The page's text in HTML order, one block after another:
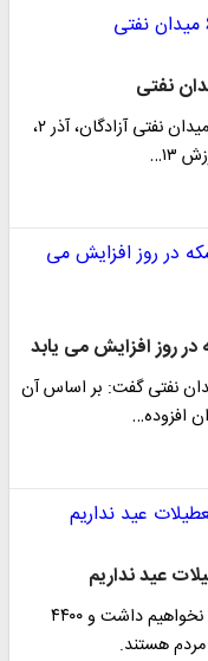
مراسم امضای قراردادهای بالادستی توسعه ۶ میدان نفتی آزادگان، آذر ۲،
امضای قراردادتوسعه ۶ میدان نفتی گفت: بر اساس آن
عید نداریم
اوجی:مشکلی در تامین بنزین در تعطیلات عید نخواهیم داشت و ۴۴۰۰
هستند.